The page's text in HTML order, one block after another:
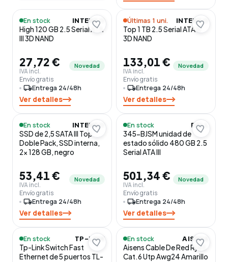
En stock INTENSO
High 120 GB 2.5 Serial ATA
III 3D NAND
27,72 €
IVA incl.
Novedad
Envío gratis
local_shippingEntrega 24/48h
Ver detalles
Últimas 1 uni. INTENSO
Top 1 TB 2.5 Serial ATA III
3D NAND
133,01 €
IVA incl.
Novedad
Envío gratis
local_shippingEntrega 24/48h
Ver detalles
En stock INTENSO
SSD de 2,5 SATA III Top
Doble Pack, SSD interna,
2x 128 GB, negro
53,41 €
IVA incl.
Novedad
Envío gratis
local_shippingEntrega 24/48h
Ver detalles
En stock DELL
345-BJSM unidad de
estado sólido 480 GB 2.5
Serial ATA III
501,34 €
IVA incl.
Novedad
Envío gratis
local_shippingEntrega 24/48h
Ver detalles
En stock TP-LINK
Tp-Link Switch Fast
Ethernet de 5 puertos TL-
En stock AISENS
Aisens Cable De Red Rj45
Cat.6 Utp Awg24 Amarillo